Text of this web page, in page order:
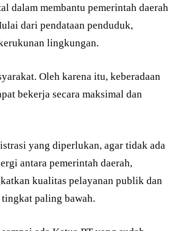
dalam membantu pemerintah daerah
dari pendataan penduduk,
lingkungan.
Oleh karena itu, keberadaan
bekerja secara maksimal dan
yang diperlukan, agar tidak ada
antara pemerintah daerah,
kualitas pelayanan publik dan
paling bawah.